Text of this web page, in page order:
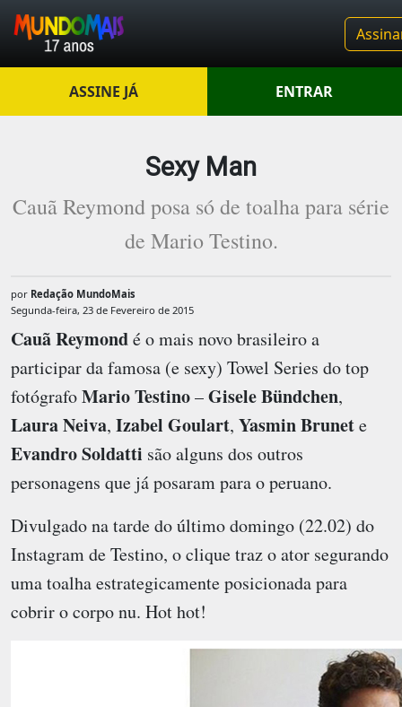
ASSINE JÁ ENTRAR
Sexy Man
Cauã Reymond posa só de toalha para série
de Mario Testino.
por Redação MundoMais
Segunda-feira, 23 de Fevereiro de 2015
Cauã Reymondé o mais novo brasileiro a
participar da famosa (e sexy) Towel Series do top
fotógrafoMario Testino–Gisele Bündchen,
Laura Neiva, Izabel Goulart, Yasmin Brunete
Evandro Soldatti são alguns dos outros
personagens que já posaram para o peruano.
Divulgado na tarde do último domingo (22.02) do
Instagram de Testino, o clique traz o ator segurando
uma toalha estrategicamente posicionada para
cobrir o corpo nu. Hot hot!